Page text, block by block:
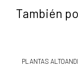
También
PLANTAS